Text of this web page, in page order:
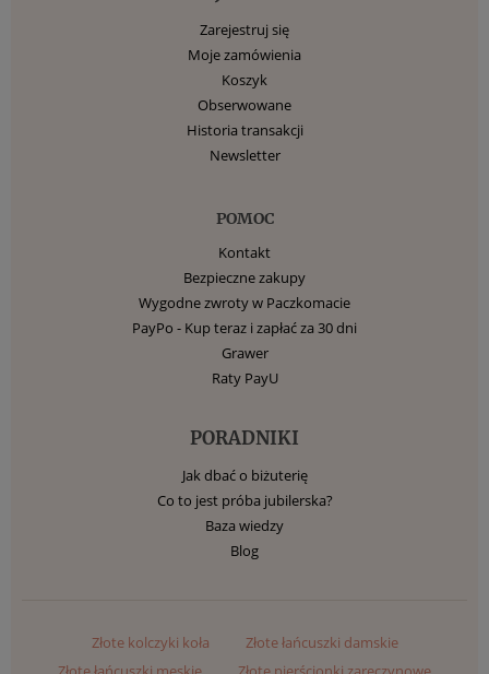
Zarejestruj się
Moje zamówienia
Koszyk
Obserwowane
Historia transakcji
Newsletter
POMOC
Kontakt
Bezpieczne zakupy
Wygodne zwroty w Paczkomacie
PayPo - Kup teraz i zapłać za 30 dni
Grawer
Raty PayU
PORADNIKI
Jak dbać o biżuterię
Co to jest próba jubilerska?
Baza wiedzy
Blog
Złote kolczyki koła
Złote łańcuszki damskie